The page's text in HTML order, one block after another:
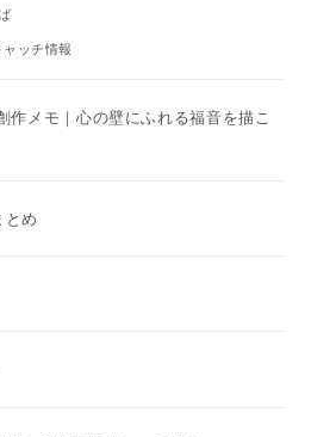
ッチ情報
作メモ｜心の壁にふれる福音を描こ
とめ